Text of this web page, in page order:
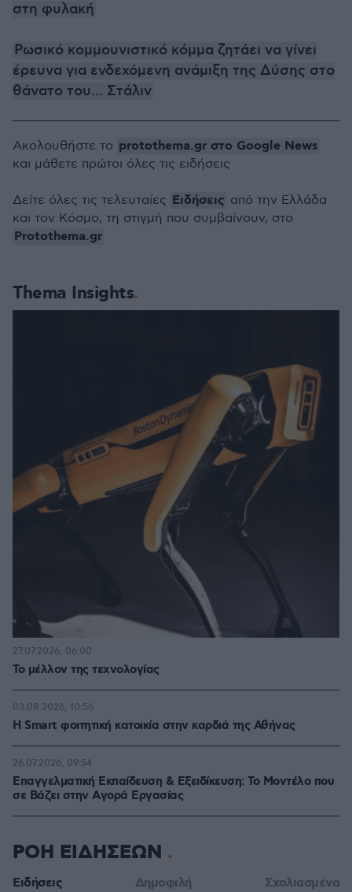
στη φυλακή
Ρωσικό κομμουνιστικό κόμμα ζητάει να γίνει
έρευνα για ενδεχόμενη ανάμιξη της Δύσης στο
θάνατο του... Στάλιν
Thema Insights
Το μέλλον της τεχνολογίας
27.07.2026, 06:00
Η Smart φοιτητική κατοικία στην καρδιά της Αθήνας
03.08.2026, 10:56
Επαγγελματική Εκπαίδευση & Εξειδίκευση: Το Mοντέλο που
σε Bάζει στην Aγορά Eργασίας
26.07.2026, 09:54
Ακολουθήστε το protothema.gr στο Google News
και μάθετε πρώτοι όλες τις ειδήσεις
Δείτε όλες τις τελευταίες Ειδήσεις από την Ελλάδα
και τον Κόσμο, τη στιγμή που συμβαίνουν, στο
Protothema.gr
ΡΟΗ ΕΙΔΗΣΕΩΝ
Ειδήσεις Δημοφιλή Σχολιασμένα